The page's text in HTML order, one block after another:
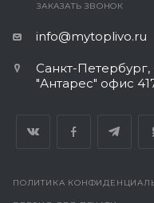
ЗАКАЗАТЬ ЗВОНОК
info@mytoplivo.ru
Санкт-
"Антарес" офис
ПОЛИТИКА